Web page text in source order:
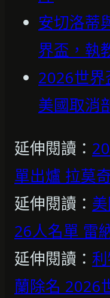
安切洛蒂
界盃，執
2026世界
美國取消
延伸閱讀：
單出爐 拉莫
延伸閱讀：
26人名單 雷
延伸閱讀：
蘭除名 2026